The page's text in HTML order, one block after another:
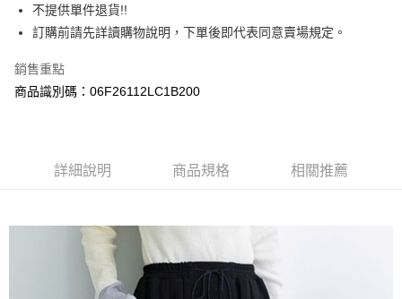
元大商業銀行
玉山商業銀行
星展（台灣）商業銀行
台灣樂天信用卡公司
悠遊付
大哥付你分期
相關說明
流程，驗證手機門號後，選擇欲分期的期數、繳款截止日，確認付款後即完
消。如遇「轉專審核」未通過狀況，表示未達大哥付你分期系統評分，恕無
【繳款方式說明】
1.分期款項不併入電信帳單，「大哥付你分期」於每月結算日後寄送繳費提
【關於「AFTEE先享後付」】
１．簡單：不需註冊會員、不需綁卡、不需儲值。
２．便利：只要手機號碼，簡訊認證，即可結帳。
３．安心：先確認商品／服務後，再付款。
【「AFTEE先享後付」結帳流程】
全家取貨付款
每筆NT$60，滿NT$388(含以上)免運費
不提供單件退貨!!
訂購前請先詳讀購物說明，下單後即代表同意賣場規定。
銷售重點
商品識別碼：06F26112LC1B200
詳細說明 商品規格 相關推薦